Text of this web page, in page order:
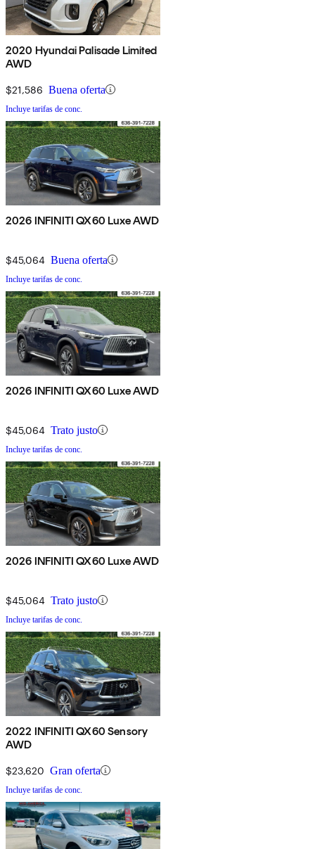
2020 Hyundai Palisade Limited
AWD
$21,586 Buena oferta
Incluye tarifas de conc.
2026 INFINITI QX60 Luxe AWD
$45,064 Buena oferta
Incluye tarifas de conc.
2026 INFINITI QX60 Luxe AWD
$45,064 Trato justo
Incluye tarifas de conc.
2026 INFINITI QX60 Luxe AWD
$45,064 Trato justo
Incluye tarifas de conc.
2022 INFINITI QX60 Sensory
AWD
$23,620 Gran oferta
Incluye tarifas de conc.